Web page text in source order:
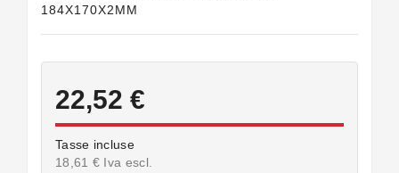
184X170X2MM
22,52 €
Tasse incluse
18,61 € Iva escl.